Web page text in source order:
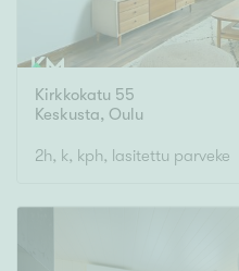
Järvi- tai merinäköala
Maalämpö
Oma ranta
Oma sauna
Kirkkokatu 55
Keskusta, Oulu
2h, k, kph, lasitettu parveke